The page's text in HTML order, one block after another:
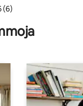
wa wastani wa 5
(6)